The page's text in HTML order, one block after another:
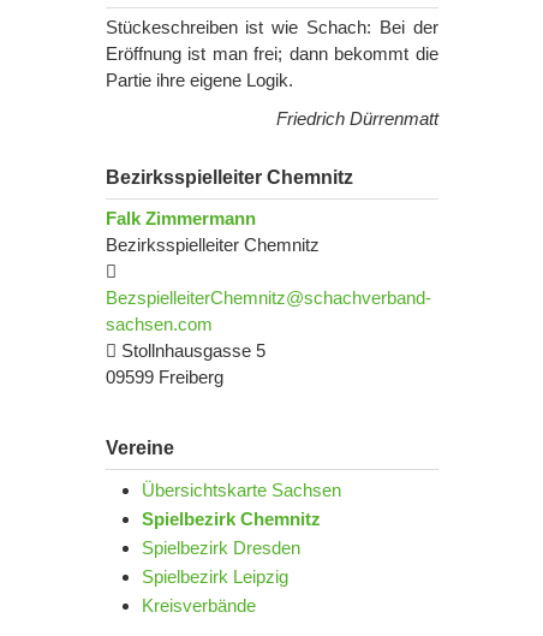
Stückeschreiben ist wie Schach: Bei der
Eröffnung ist man frei; dann bekommt die
Partie ihre eigene Logik.
Friedrich Dürrenmatt
Bezirksspielleiter Chemnitz
Falk Zimmermann
Bezirksspielleiter Chemnitz
BezspielleiterChemnitz@schachverband-
sachsen.com
Stollnhausgasse 5
09599 Freiberg
Vereine
Übersichtskarte Sachsen
Spielbezirk Chemnitz
Spielbezirk Dresden
Spielbezirk Leipzig
Kreisverbände